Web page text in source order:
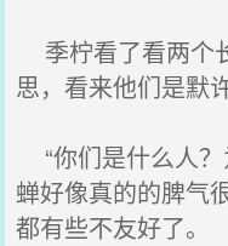
季柠看了看两个
思，看来他们是默
“你们是什么人？
蝉好像真的的脾气
都有些不友好了。